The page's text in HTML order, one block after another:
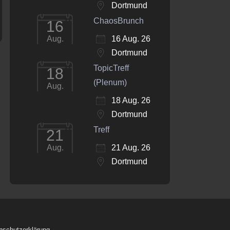
Dortmund
16
Aug.
ChaosBrunch
16 Aug. 26
Dortmund
18
Aug.
TopicTreff
(Plenum)
18 Aug. 26
Dortmund
21
Aug.
Treff
21 Aug. 26
Dortmund